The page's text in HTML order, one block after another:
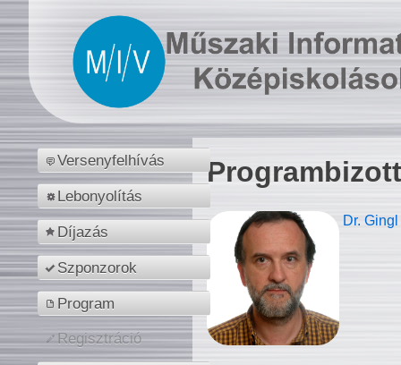
Versenyfelhívás
Lebonyolítás
Díjazás
Szponzorok
Program
Regisztráció
Dr.